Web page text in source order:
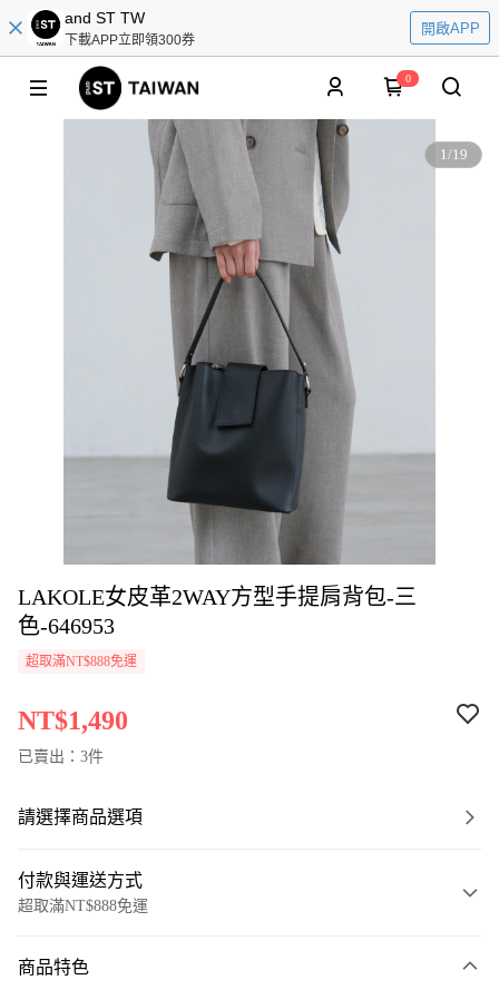
and ST TW
下載APP立即領300券
開啟APP
0
1/19
LAKOLE女皮革2WAY方型手提肩背包-三
色-646953
超取滿NT$888免運
NT$1,490
已賣出：3件
請選擇商品選項
付款與運送方式
超取滿NT$888免運
信用卡一次付款
商品特色